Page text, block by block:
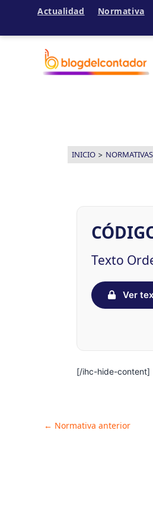
Actualidad Normativa
INICIO > NORMATIVAS
Texto
Ver
[/ihc-hide-content]
Post
← Normativa anterior